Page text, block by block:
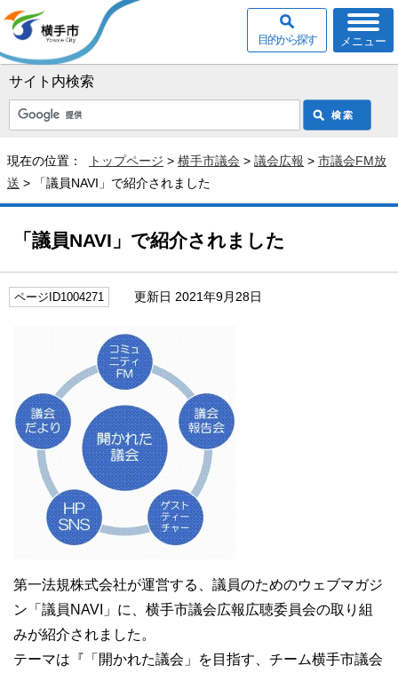
サイト内検索
メニュー
目的から探す
現在の位置： トップページ > 横手市議会 > 議会広報 > 市議会FM放
送 > 「議員NAVI」で紹介されました
「議員NAVI」で紹介されました
ページID1004271 更新日 2021年9月28日
第一法規株式会社が運営する、議員のためのウェブマガジ
ン「議員NAVI」に、横手市議会広報広聴委員会の取り組
みが紹介されました。
テーマは『「開かれた議会」を目指す、チーム横手市議会